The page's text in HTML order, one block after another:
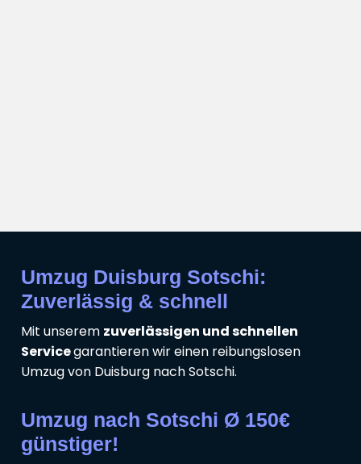
Umzug Duisburg Sotschi:
Zuverlässig & schnell
Mit unserem zuverlässigen und schnellen
Servicegarantieren wir einen reibungslosen
Umzug von Duisburg nach Sotschi.
Umzug nach Sotschi Ø 150€
günstiger!